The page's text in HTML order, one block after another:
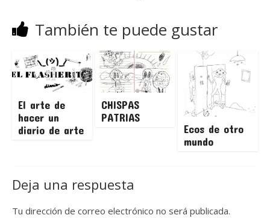
También te puede gustar
El arte de
hacer un
diario de arte
CHISPAS
PATRIAS
Ecos de otro
mundo
Deja una respuesta
Tu dirección de correo electrónico no será publicada.